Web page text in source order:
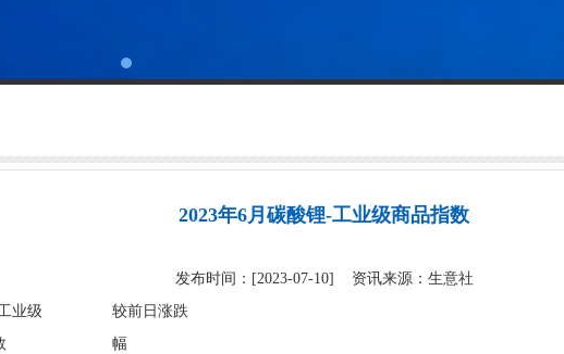
2023年6月碳酸锂-工业级商品指数
发布时间：[2023-07-10] 资讯来源：生意社
业级
较前日涨跌
幅